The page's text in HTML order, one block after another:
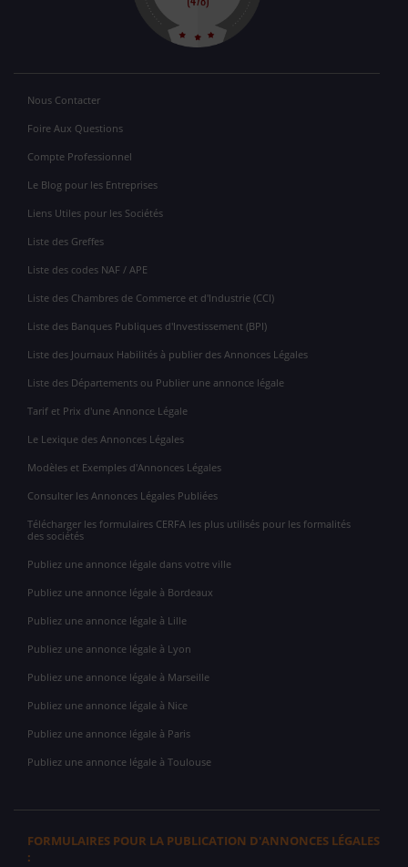
Nous Contacter
Foire Aux Questions
Compte Professionnel
Le Blog pour les Entreprises
Liens Utiles pour les Sociétés
Liste des Greffes
Liste des codes NAF / APE
Liste des Chambres de Commerce et d'Industrie (CCI)
Liste des Banques Publiques d'Investissement (BPI)
Liste des Journaux Habilités à publier des Annonces Légales
Liste des Départements ou Publier une annonce légale
Tarif et Prix d'une Annonce Légale
Le Lexique des Annonces Légales
Modèles et Exemples d'Annonces Légales
Consulter les Annonces Légales Publiées
Télécharger les formulaires CERFA les plus utilisés pour les formalités
des sociétés
Publiez une annonce légale dans votre ville
Publiez une annonce légale à Bordeaux
Publiez une annonce légale à Lille
Publiez une annonce légale à Lyon
Publiez une annonce légale à Marseille
Publiez une annonce légale à Nice
Publiez une annonce légale à Paris
Publiez une annonce légale à Toulouse
FORMULAIRES POUR LA PUBLICATION D'ANNONCES LÉGALES
: